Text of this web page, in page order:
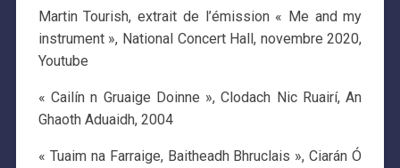
Martin Tourish, extrait de l’émission « Me and my
instrument », National Concert Hall, novembre 2020,
Youtube
« Cailín n Gruaige Doinne », Clodach Nic Ruairí, An
Ghaoth Aduaidh, 2004
« Tuaim na Farraige, Baitheadh Bhruclais », Ciarán Ó